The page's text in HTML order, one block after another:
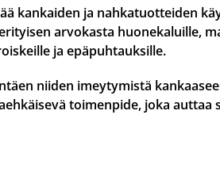
kankaiden ja nahkatuotteiden
arvokasta huonekaluille,
ja epäpuhtauksille.
niiden imeytymistä
toimenpide, joka